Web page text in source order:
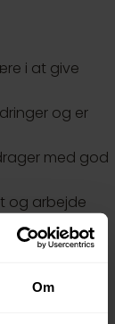
Om
i at give
og er
med god
og arbejde
og ha lære